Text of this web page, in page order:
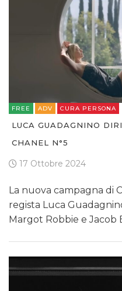
FREE ADV CURA PERSONA
LUCA GUADAGNINO
CHANEL N°5
17 Ottobre 2024
La nuova campagna di
regista Luca
Margot Robbie e Jacob